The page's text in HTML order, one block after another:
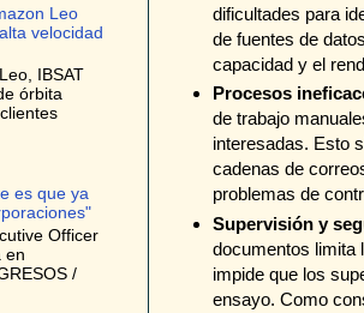
dificultades para
de fuentes de
capacidad y el
Procesos
de trabajo
interesadas. Esto
cadenas de
problemas de
Supervisión y
documentos limita
impide que los
ensayo. Como
Leo
velocidad
IBSAT
órbita
es que ya
Officer
en
/